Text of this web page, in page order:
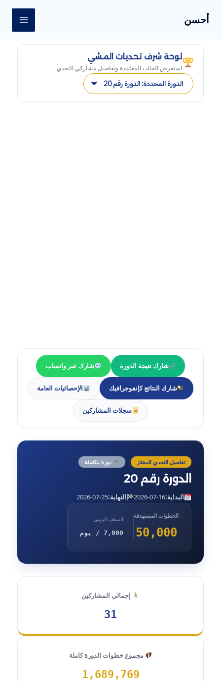
أحسن
لوحة شرف تحديات المشي
استعرض الفئات المعتمدة وتفاصيل مشاركي التحدي
شارك نتيجة الدورة شارك عبر واتساب
شارك النتائج كإنفوجرافيك الإحصائيات العامة
سجلات المشاركين
تفاصيل التحدي المختار دورة مكتملة
الدورة رقم 20
البداية:2026-07-16 النهاية:2026-07-25
الخطوات المستهدفة
50,000
السقف اليومي
7,000 / يوم
إجمالي المشاركين
31
مجموع خطوات الدورة كاملة
1,689,769